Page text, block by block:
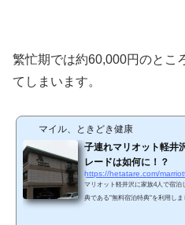
繁忙期では約60,000円のとこ
てしまいます。
マイル、ときどき健康
子連れマリオット軽井
レードは如何に！？
https://hetatare.com/
マリオット軽井沢に家族4人で宿泊
典である"無料宿泊特典"を利用しま